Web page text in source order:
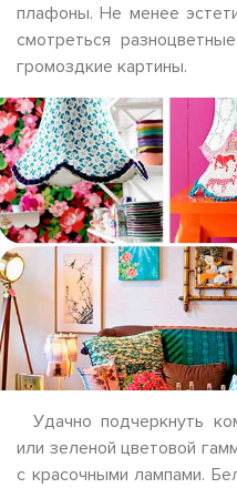
плафоны. Не менее
смотреться
громоздкие картины.
Удачно подчеркнуть
или зеленой цветовой
с красочными лампами.